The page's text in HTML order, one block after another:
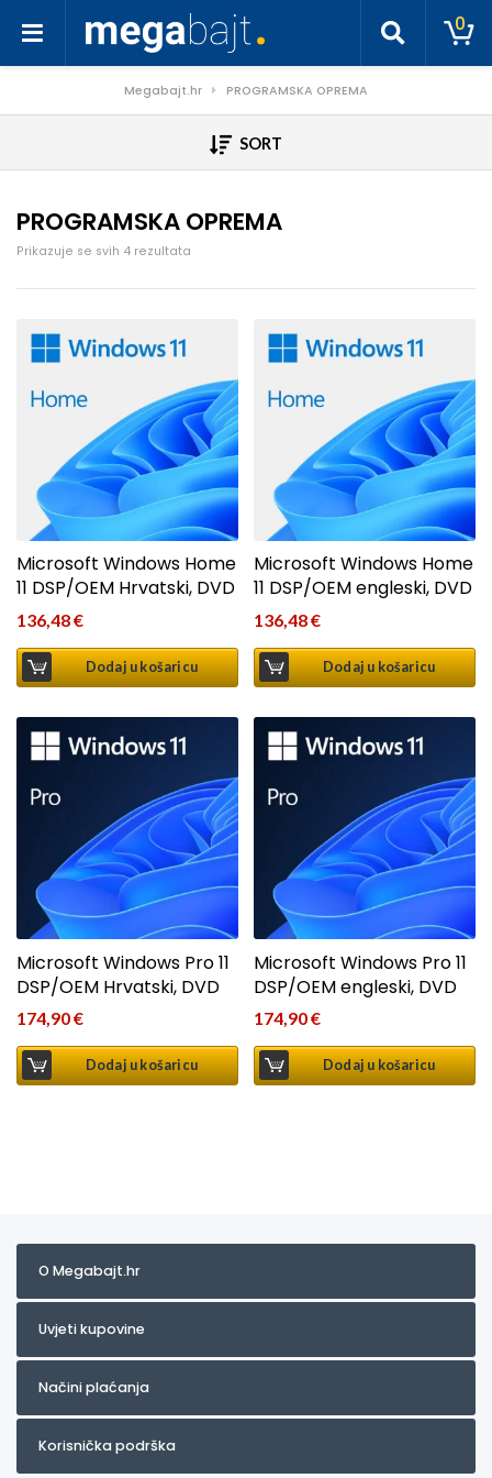
0
Megabajt.hr PROGRAMSKA OPREMA
SORT
PROGRAMSKA OPREMA
Prikazuje se svih 4 rezultata
Microsoft Windows Home
11 DSP/OEM Hrvatski, DVD
136,48€
Dodaj u košaricu
Microsoft Windows Home
11 DSP/OEM engleski, DVD
136,48€
Dodaj u košaricu
Microsoft Windows Pro 11
DSP/OEM Hrvatski, DVD
174,90€
Dodaj u košaricu
Microsoft Windows Pro 11
DSP/OEM engleski, DVD
174,90€
Dodaj u košaricu
O Megabajt.hr
Uvjeti kupovine
Načini plaćanja
Korisnička podrška